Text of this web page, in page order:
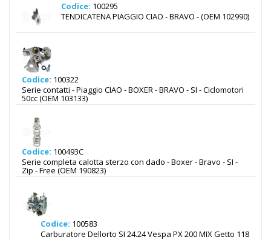
Codice: 100295
TENDICATENA PIAGGIO CIAO - BRAVO - (OEM 102990)
Codice: 100322
Serie contatti - Piaggio CIAO - BOXER - BRAVO - SI - Ciclomotori
50cc (OEM 103133)
Codice: 100493C
Serie completa calotta sterzo con dado - Boxer - Bravo - SI -
Zip - Free (OEM 190823)
Codice: 100583
Carburatore Dellorto SI 24.24 Vespa PX 200 MIX Getto 118